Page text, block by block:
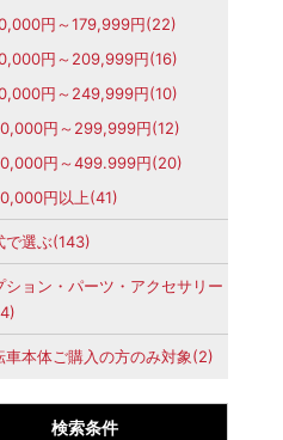
円～179,999円(22)
円～209,999円(16)
円～249,999円(10)
円～299,999円(12)
円～499.999円(20)
円以上(41)
で選ぶ(143)
ション・パーツ・アクセサリー
車本体ご購入の方のみ対象(2)
検索条件